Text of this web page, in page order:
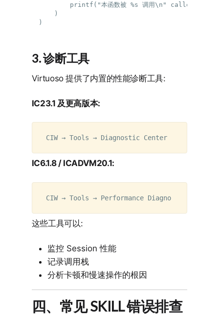
        printf("本函数被 %s 调用\n" caller)
    )
3. 诊断工具
Virtuoso 提供了内置的性能诊断工具:
IC23.1 及更高版本:
IC6.1.8 / ICADVM20.1:
这些工具可以:
监控 Session 性能
记录调用栈
分析卡顿和慢速操作的根因
四、常见 SKILL 错误排查